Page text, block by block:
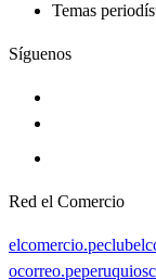
Temas
Síguenos
Red el Comercio
elcomercio.pe
ocorreo.pe